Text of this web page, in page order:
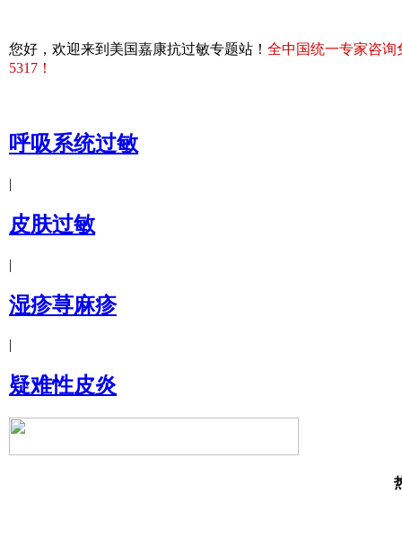
您好，欢迎来到美国嘉康抗过敏专题站！ 全中国统一专家咨询
5317！
呼吸系统过敏
|
皮肤过敏
|
湿疹荨麻疹
|
疑难性皮炎